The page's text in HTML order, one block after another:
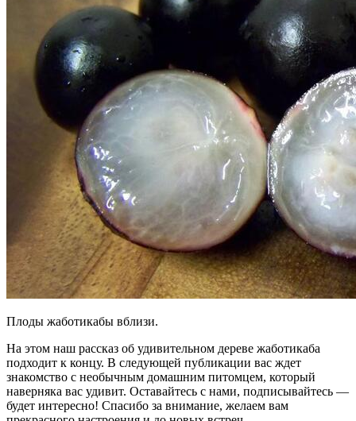
Плоды жаботикабы вблизи.
На этом наш рассказ об удивительном дереве жаботикаба
подходит к концу. В следующей публикации вас ждет
знакомство с необычным домашним питомцем, который
наверняка вас удивит. Оставайтесь с нами, подписывайтесь —
будет интересно! Спасибо за внимание, желаем вам